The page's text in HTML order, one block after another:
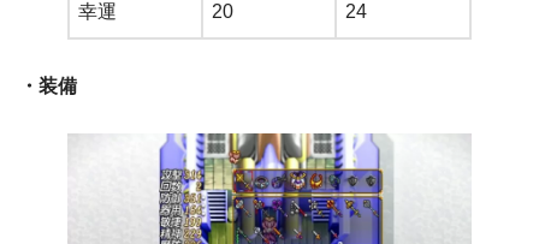
幸運 20 24
・装備